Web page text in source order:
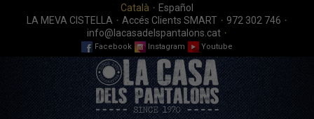
Català · Español
LA MEVA CISTELLA · Accés Clients SMART · 972 302 746 ·
info@lacasadelspantalons.cat ·
Facebook Instagram Youtube